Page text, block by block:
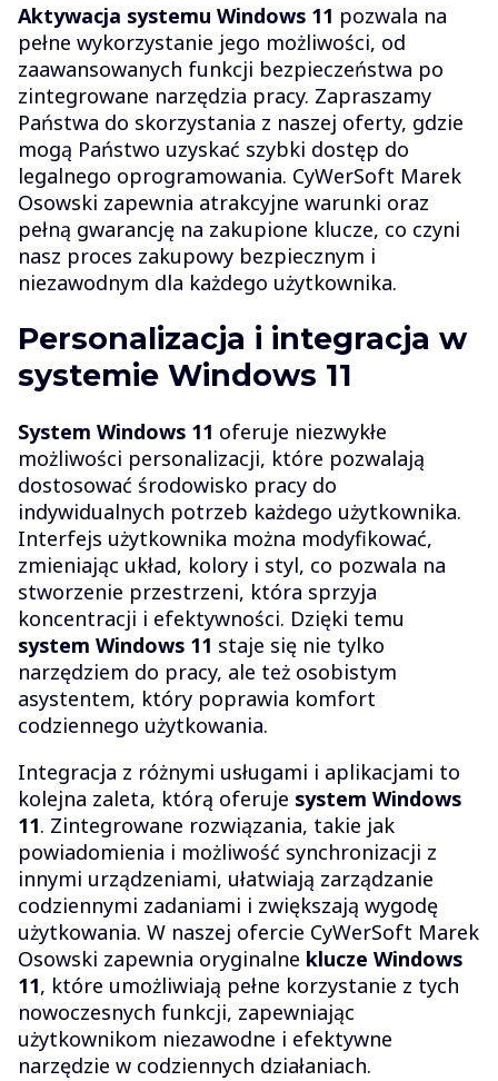
Aktywacja systemu Windows 11 pozwala na
pełne wykorzystanie jego możliwości, od
zaawansowanych funkcji bezpieczeństwa po
zintegrowane narzędzia pracy. Zapraszamy
Państwa do skorzystania z naszej oferty, gdzie
mogą Państwo uzyskać szybki dostęp do
legalnego oprogramowania. CyWerSoft Marek
Osowski zapewnia atrakcyjne warunki oraz
pełną gwarancję na zakupione klucze, co czyni
nasz proces zakupowy bezpiecznym i
niezawodnym dla każdego użytkownika.
Personalizacja i integracja w
systemie Windows 11
System Windows 11 oferuje niezwykłe
możliwości personalizacji, które pozwalają
dostosować środowisko pracy do
indywidualnych potrzeb każdego użytkownika.
Interfejs użytkownika można modyfikować,
zmieniając układ, kolory i styl, co pozwala na
stworzenie przestrzeni, która sprzyja
koncentracji i efektywności. Dzięki temu
system Windows 11 staje się nie tylko
narzędziem do pracy, ale też osobistym
asystentem, który poprawia komfort
codziennego użytkowania.
Integracja z różnymi usługami i aplikacjami to
kolejna zaleta, którą oferuje system Windows
11. Zintegrowane rozwiązania, takie jak
powiadomienia i możliwość synchronizacji z
innymi urządzeniami, ułatwiają zarządzanie
codziennymi zadaniami i zwiększają wygodę
użytkowania. W naszej ofercie CyWerSoft Marek
Osowski zapewnia oryginalne klucze Windows
11, które umożliwiają pełne korzystanie z tych
nowoczesnych funkcji, zapewniając
użytkownikom niezawodne i efektywne
narzędzie w codziennych działaniach.